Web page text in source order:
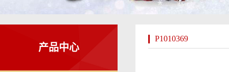
产品中心
P1010369